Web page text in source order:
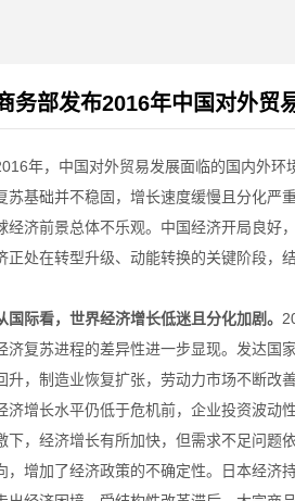
务部发布2016年中国对外贸
年，中国对外贸易发展面临的国内外
苏基础并不稳固，增长速度缓慢且分化严
经济前景总体不乐观。中国经济开局良好
正处在转型升级、动能转换的关键阶段，
国际看，世界经济增长低迷且分化加剧。
济复苏进程的差异性进一步显现。发达国
升，制造业恢复扩张，劳动力市场不断改
济增长水平仍低于危机前，企业投资波动
下，经济增长有所加快，但需求不足问题
，增加了经济政策的不确定性。日本经济